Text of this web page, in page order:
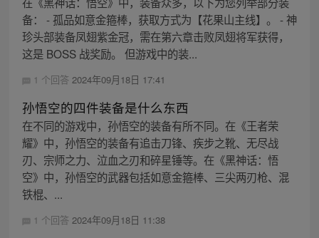
备： - 孤品如意金箍棒，获取方式为【花果山主线】。 - 神
珍头部装备凤翅紫金冠，需在第六章击败凤翅将军获得，
这是 BOSS 战奖励。 但游戏中的装...
1 个回答 2024年09月18日 17:41
孙悟空的四件装备是什么东西
在不同的游戏中，孙悟空的装备有所不同。在《王者荣
耀》中，孙悟空的装备有追击刀锋、疾步之靴、无尽战
刃、宗师之力、泣血之刃和碎星锤等。在《黑神话：悟
空》中，孙悟空的武器包括如意金箍棒、三尖两刃枪、混
铁棍、...
1 个回答 2024年09月18日 11:38